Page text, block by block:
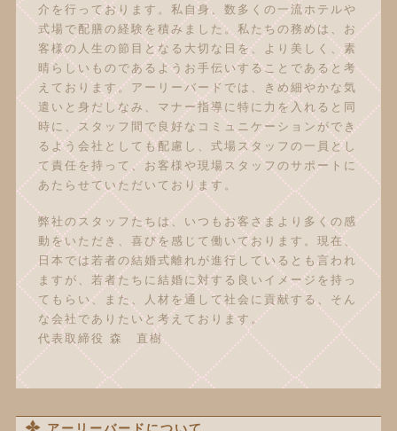
介を行っております。私自身、数多くの一流ホテルや
式場で配膳の経験を積みました。私たちの務めは、お
客様の人生の節目となる大切な日を、より美しく、素
晴らしいものであるようお手伝いすることであると考
えております。アーリーバードでは、きめ細やかな気
遣いと身だしなみ、マナー指導に特に力を入れると同
時に、スタッフ間で良好なコミュニケーションができ
るよう会社としても配慮し、式場スタッフの一員とし
て責任を持って、お客様や現場スタッフのサポートに
あたらせていただいております。
弊社のスタッフたちは、いつもお客さまより多くの感
動をいただき、喜びを感じて働いております。現在、
日本では若者の結婚式離れが進行しているとも言われ
ますが、若者たちに結婚に対する良いイメージを持っ
てもらい、また、人材を通して社会に貢献する、そん
な会社でありたいと考えております。
代表取締役 森 直樹